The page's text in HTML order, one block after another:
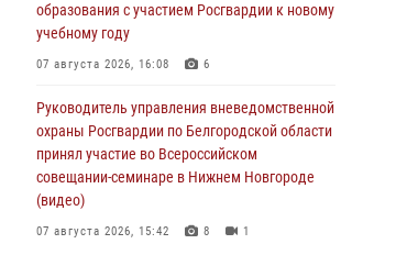
образования с участием Росгвардии к новому
учебному году
07 августа 2026, 16:08 6
Руководитель управления вневедомственной
охраны Росгвардии по Белгородской области
принял участие во Всероссийском
совещании-семинаре в Нижнем Новгороде
(видео)
07 августа 2026, 15:42 8 1